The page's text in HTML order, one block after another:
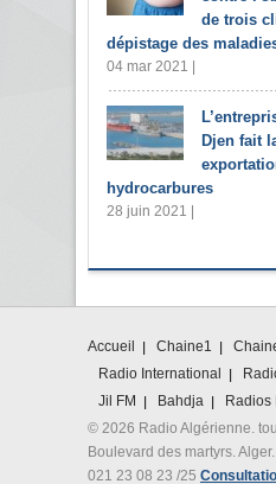
de trois
dépistage des
04 mar 2021 |
Djen fait
hydrocarbures
28 juin 2021 |
Accueil Chaine1
Radio International
Jil FM
Bahdja
Radios
© 2026 Radio Algérienne.
Boulevard des martyrs. Alger.
021 23 08 23 /25